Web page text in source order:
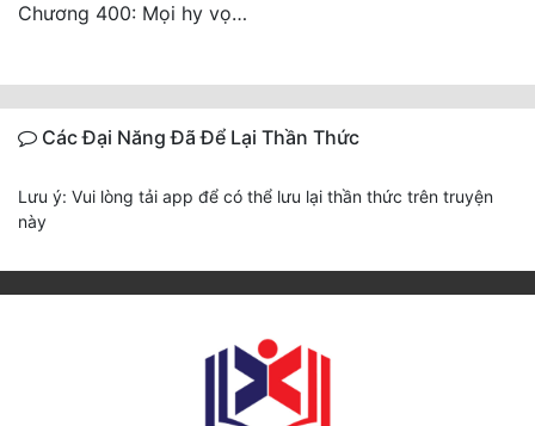
Chương 400: Mọi hy vọng đặt trên Tô Mặc!
Các Đại Năng Đã Để Lại Thần Thức
Lưu ý: Vui lòng tải app để có thể lưu lại thần thức trên truyện
này